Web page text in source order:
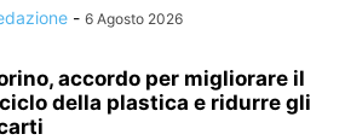
- 6 Agosto 2026
accordo per migliorare il
della plastica e ridurre gli